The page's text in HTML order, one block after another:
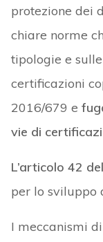
protezione dei
chiare norme
tipologie e
certificazioni
2016/679 e
vie di
L’articolo 42
per lo sviluppo
I meccanismi